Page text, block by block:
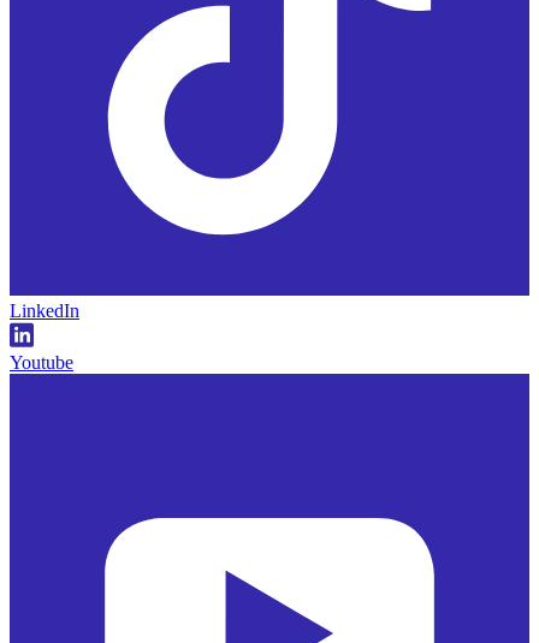
LinkedIn
Youtube